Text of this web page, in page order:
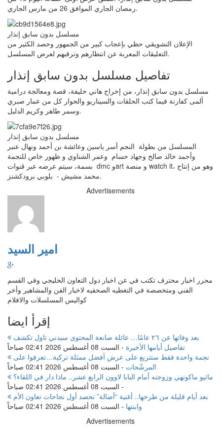
رمضان الجاري الموافق 26 من مارس الجاري.
مسلسل بدون سابق إنذار
الإعلان التشويقي حظي بإعجاب كبير من الجمهور وحصد الكثير من
التعليقات المعربة عن انتظارهم وترقبهم لعرض المسلسل.
تفاصيل مسلسل بدون سابق إنذار
مسلسل بدون سابق إنذار، من إخراج هاني خليفة، قصة ومعالجة درامية
ألمى كفارنة فيما كتب الحلقات والسيناريو والحوار كل من عمار صبري
وسمر طاهر وكريم الدليل.
مسلسل بدون سابق إنذار
المسلسل من بطولة النجم أسر ياسين وعائشة بن أحمد ونهال عنبر
وأحمد خالد صالح وجهاد حسام وعمر الشناوي و ظهور خاص للنجمة
بسمة، سيتم عرضه عبر قنوات dmc وart و منصة watch it، وهو من إنتاج
محمد مشيش - بلوبي برودكشنز.
Advertisements
امير السيد
محرر اخبار محترف تكتب في عن اخبار دول التعاون الخليجي وفي القسم
الفني ومتخصصة في التغطيه الصحفيه لاخبار الفن والمشاهير وأخر
كواليس المسلسلات والافلام
إقرأ ايضا
تفاصيل أيامها الأخيرة - السبت 08 أغسطس 2026 02:41 صباحاً
المرشّحات - السبت 08 أغسطس 2026 02:41 صباحاً
ماثيو ماكونهي وزوجته أمام البابا لاوون الرابع عشر.. ماذا دار في اللقاء؟
- السبت 08 أغسطس 2026 02:41 صباحاً
وابنتها - السبت 08 أغسطس 2026 02:41 صباحاً
Advertisements